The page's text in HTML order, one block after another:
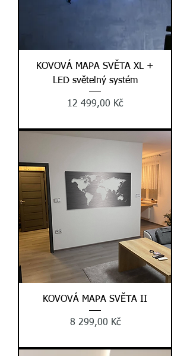
KOVOVÁ MAPA SVĚTA XL +
LED světelný systém
Cena
12 499,00 Kč
KOVOVÁ MAPA SVĚTA II
Cena
8 299,00 Kč